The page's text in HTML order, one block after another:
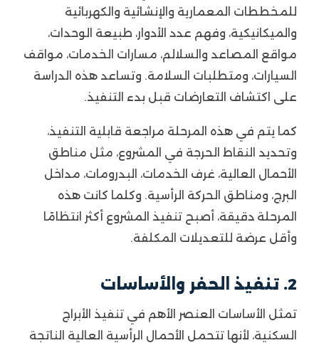
للمخططات المعمارية والإنشائية والكهربائية
والميكانيكية، وفهم عدد الأدوار، طبيعة الوحدات،
مواقع المصاعد والسلالم، مسارات الخدمات، مواقف
السيارات، ومتطلبات السلامة. وتساعد هذه الدراسة
على اكتشاف التعارضات قبل بدء التنفيذ.
كما يتم في هذه المرحلة مراجعة قابلية التنفيذ،
وتحديد النقاط الحرجة في المشروع، مثل مناطق
الأحمال العالية، غرف الخدمات، البدرومات، مداخل
البرج، ومناطق الحركة الرأسية. وكلما كانت هذه
المرحلة دقيقة، أصبح تنفيذ المشروع أكثر انتظامًا
وأقل عرضة للتعديلات المكلفة.
2. تنفيذ الحفر والأساسات
تمثل الأساسات العنصر الأهم في تنفيذ الأبراج
السكنية، لأنها تتحمل الأحمال الرأسية العالية الناتجة